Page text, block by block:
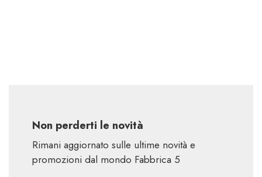
Non perderti le novità
Rimani aggiornato sulle ultime novità e
promozioni dal mondo Fabbrica 5